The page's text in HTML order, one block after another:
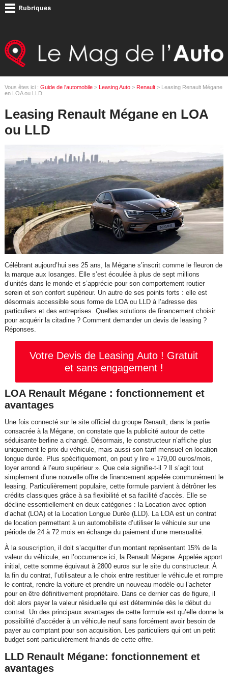
Vous êtes ici : Guide de l'automobile> Leasing Auto> Renault> Leasing Renault Mégane
en LOA ou LLD
Leasing Renault Mégane en LOA
ou LLD
Célébrant aujourd’hui ses 25 ans, la Mégane s’inscrit comme le fleuron de
la marque aux losanges. Elle s’est écoulée à plus de sept millions
d’unités dans le monde et s’apprécie pour son comportement routier
serein et son confort supérieur. Un autre de ses points forts : elle est
désormais accessible sous forme de LOA ou LLD à l’adresse des
particuliers et des entreprises. Quelles solutions de financement choisir
pour acquérir la citadine ? Comment demander un devis de leasing ?
Réponses.
Votre Devis de Leasing Auto ! Gratuit
et sans engagement !
LOA Renault Mégane : fonctionnement et
avantages
Une fois connecté sur le site officiel du groupe Renault, dans la partie
consacrée à la Mégane, on constate que la publicité autour de cette
séduisante berline a changé. Désormais, le constructeur n’affiche plus
uniquement le prix du véhicule, mais aussi son tarif mensuel en location
longue durée. Plus spécifiquement, on peut y lire « 179,00 euros/mois,
loyer arrondi à l’euro supérieur ». Que cela signifie-t-il ? Il s’agit tout
simplement d’une nouvelle offre de financement appelée communément le
leasing. Particulièrement populaire, cette formule parvient à détrôner les
crédits classiques grâce à sa flexibilité et sa facilité d’accès. Elle se
décline essentiellement en deux catégories : la Location avec option
d’achat (LOA) et la Location Longue Durée (LLD). La LOA est un contrat
de location permettant à un automobiliste d’utiliser le véhicule sur une
période de 24 à 72 mois en échange du paiement d’une mensualité.
À la souscription, il doit s’acquitter d’un montant représentant 15% de la
valeur du véhicule, en l’occurrence ici, la Renault Mégane. Appelée apport
initial, cette somme équivaut à 2800 euros sur le site du constructeur. À
la fin du contrat, l’utilisateur a le choix entre restituer le véhicule et rompre
le contrat, rendre la voiture et prendre un nouveau modèle ou l’acheter
pour en être définitivement propriétaire. Dans ce dernier cas de figure, il
doit alors payer la valeur résiduelle qui est déterminée dès le début du
contrat. Un des principaux avantages de cette formule est qu’elle donne la
possibilité d’accéder à un véhicule neuf sans forcément avoir besoin de
payer au comptant pour son acquisition. Les particuliers qui ont un petit
budget sont particulièrement friands de cette offre.
LLD Renault Mégane: fonctionnement et
avantages